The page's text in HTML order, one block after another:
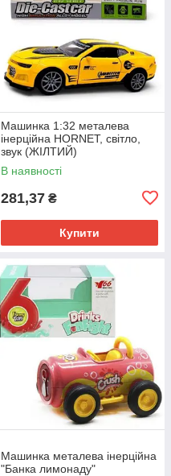
Машинка 1:32 металева
інерційна HORNET, світло,
звук (ЖІЛТИЙ)
В наявності
281,37 ₴
Купити
Машинка металева інерційна
"Банка лимонаду"